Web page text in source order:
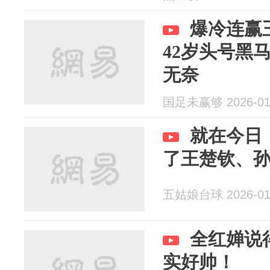
爆冷连赢
42岁头号黑
无奈
国足未赢够 2026-
就在今日
了王楚钦、
五姑娘台球 2026-
全红婵说
实好帅！